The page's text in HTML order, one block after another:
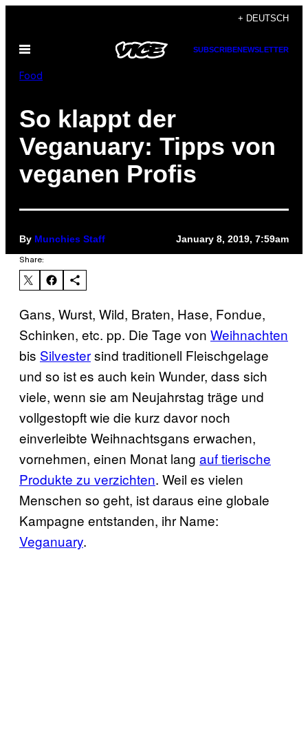
content
+ DEUTSCH
Open
SUBSCRIBENEWSLETTER
Food
So klappt der
Veganuary: Tipps von
veganen Profis
By Munchies Staff January 8, 2019, 7:59am
Share:
Gans, Wurst, Wild, Braten, Hase, Fondue,
Schinken, etc. pp. Die Tage von Weihnachten
bis Silvestersind traditionell Fleischgelage
und so ist es auch kein Wunder, dass sich
viele, wenn sie am Neujahrstag träge und
vollgestopft wie die kurz davor noch
einverleibte Weihnachtsgans erwachen,
vornehmen, einen Monat lang auf tierische
Produkte zu verzichten. Weil es vielen
Menschen so geht, ist daraus eine globale
Kampagne entstanden, ihr Name:
Veganuary.